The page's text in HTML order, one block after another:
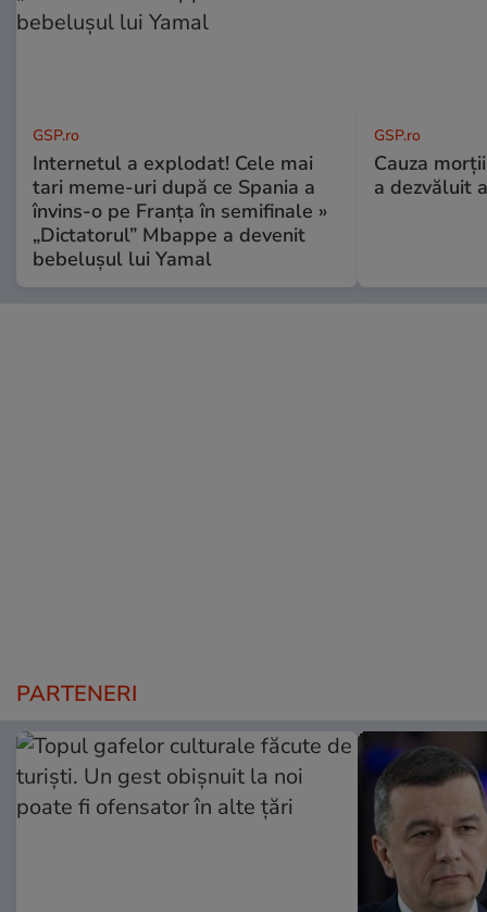
GSP.ro
Internetul a explodat! Cele mai
tari meme-uri după ce Spania a
învins-o pe Franța în semifinale »
„Dictatorul” Mbappe a devenit
bebelușul lui Yamal
GSP.ro
Cauza
a dezvăluit
PARTENERI